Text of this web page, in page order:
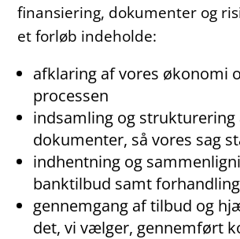
finansiering, dokumenter og
et forløb indeholde:
afklaring af vores økonomi
processen
indsamling og strukturering
dokumenter, så vores sag
indhentning og
banktilbud samt
gennemgang af tilbud og
det, vi vælger, gennemført